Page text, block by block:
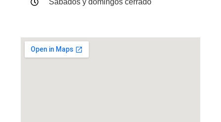
Sábados y domingos cerrado